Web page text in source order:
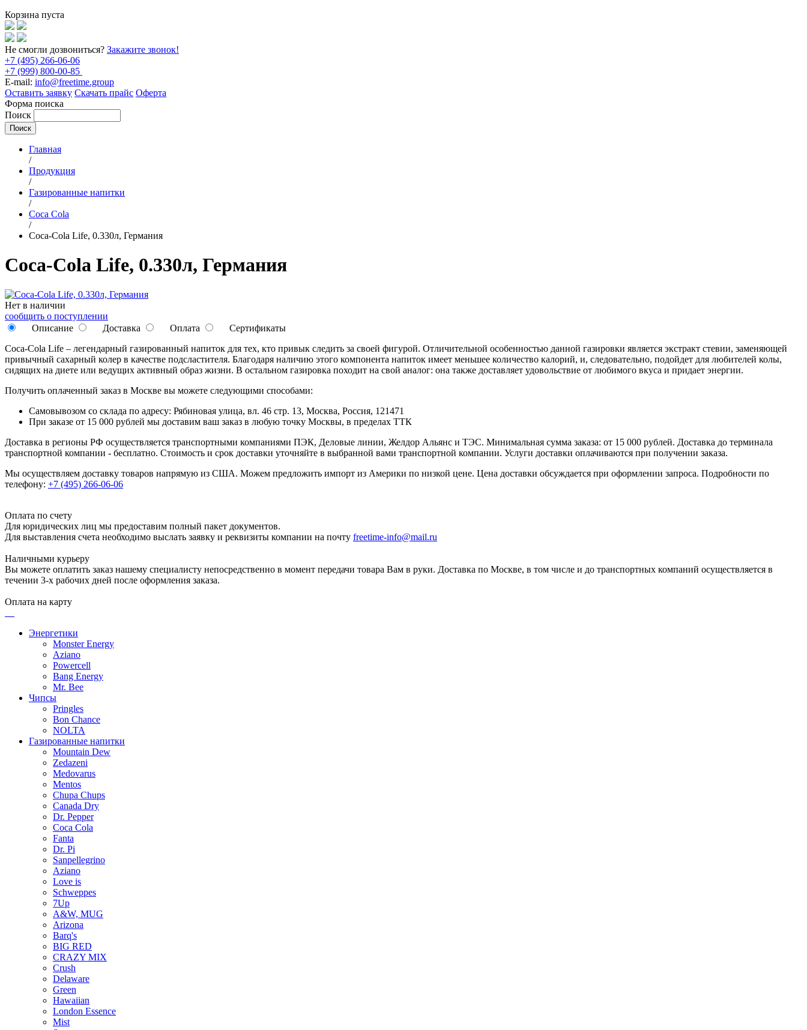
Корзина пуста
Не смогли дозвониться? Закажите звонок!
+7 (495) 266-06-06
+7 (999) 800-00-85
E-mail: info@freetime.group
Оставить заявку Скачать прайс Оферта
Форма поиска
Поиск
Главная
/
Продукция
/
Газированные напитки
/
Coca Cola
/
Coca-Cola Life, 0.330л, Германия
Coca-Cola Life, 0.330л, Германия
Нет в наличии
сообщить о поступлении
Описание
Доставка Оплата
Сертификаты
Coca-Cola Life – легендарный газированный напиток для тех, кто привык следить за своей фигурой. Отличительной особенностью данной газировки является экстракт стевии, заменяющей
привычный сахарный колер в качестве подсластителя. Благодаря наличию этого компонента напиток имеет меньшее количество калорий, и, следовательно, подойдет для любителей колы,
сидящих на диете или ведущих активный образ жизни. В остальном газировка походит на свой аналог: она также доставляет удовольствие от любимого вкуса и придает энергии.
Получить оплаченный заказ в Москве вы можете следующими способами:
Самовывозом со склада по адресу: Рябиновая улица, вл. 46 стр. 13, Москва, Россия, 121471
При заказе от 15 000 рублей мы доставим ваш заказ в любую точку Москвы, в пределах ТТК
Доставка в регионы РФ осуществляется транспортными компаниями ПЭК, Деловые линии, Желдор Альянс и ТЭС. Минимальная сумма заказа: от 15 000 рублей. Доставка до терминала
транспортной компании - бесплатно. Стоимость и срок доставки уточняйте в выбранной вами транспортной компании. Услуги доставки оплачиваются при получении заказа.
Мы осуществляем доставку товаров напрямую из США. Можем предложить импорт из Америки по низкой цене. Цена доставки обсуждается при оформлении запроса. Подробности по
телефону: +7 (495) 266-06-06
Оплата по счету
Для юридических лиц мы предоставим полный пакет документов.
Для выставления счета необходимо выслать заявку и реквизиты компании на почту freetime-info@mail.ru
Наличными курьеру
Вы можете оплатить заказ нашему специалисту непосредственно в момент передачи товара Вам в руки. Доставка по Москве, в том числе и до транспортных компаний осуществляется в
течении 3-х рабочих дней после оформления заказа.
Оплата на карту
Энергетики
Monster Energy
Aziano
Powercell
Bang Energy
Mr. Bee
Чипсы
Pringles
Bon Chance
NOLTA
Газированные напитки
Mountain Dew
Zedazeni
Medovarus
Mentos
Chupa Chups
Canada Dry
Dr. Pepper
Coca Cola
Fanta
Dr. Pi
Sanpellegrino
Aziano
Love is
Schweppes
7Up
A&W, MUG
Arizona
Barq's
BIG RED
CRAZY MIX
Crush
Delaware
Green
Hawaiian
London Essence
Mist